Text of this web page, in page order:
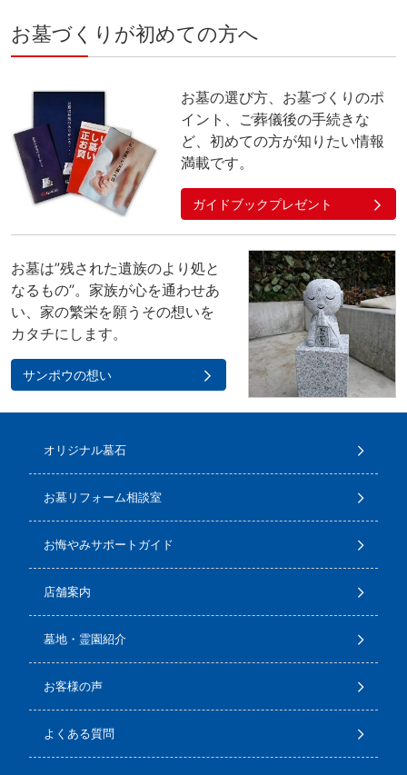
お墓づくりが初めての方へ
お墓の選び方、お墓づくりのポ
イント、ご葬儀後の手続きな
ど、初めての方が知りたい情報
満載です。
ガイドブックプレゼント
お墓は”残された遺族のより処と
なるもの”。家族が心を通わせあ
い、家の繁栄を願うその想いを
カタチにします。
サンポウの想い
オリジナル墓石
お墓リフォーム相談室
お悔やみサポートガイド
店舗案内
墓地・霊園紹介
お客様の声
よくある質問